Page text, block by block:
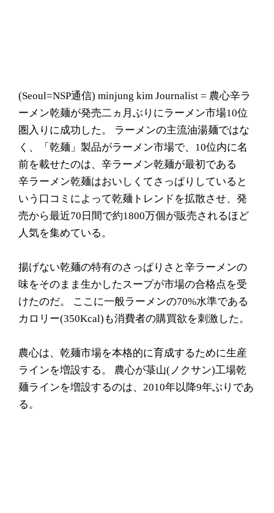
(Seoul= NSP通信) minjung kim Journalist = 農心辛ラ
ーメン乾麺が発売二ヵ月ぶりにラーメン市場10位
圏入りに成功した。 ラーメンの主流油湯麺ではな
く、「乾麺」製品がラーメン市場で、10位内に名
前を載せたのは、辛ラーメン乾麺が最初である
辛ラーメン乾麺はおいしくてさっぱりしていると
いう口コミによって乾麺トレンドを拡散させ、発
売から最近70日間で約1800万個が販売されるほど
人気を集めている。
揚げない乾麺の特有のさっぱりさと辛ラーメンの
味をそのまま生かしたスープが市場の合格点を受
けたのだ。 ここに一般ラーメンの70%水準である
カロリー(350Kcal)も消費者の購買欲を刺激した。
農心は、乾麺市場を本格的に育成するために生産
ラインを増設する。 農心が菉山(ノクサン)工場乾
麺ラインを増設するのは、2010年以降9年ぶりであ
る。